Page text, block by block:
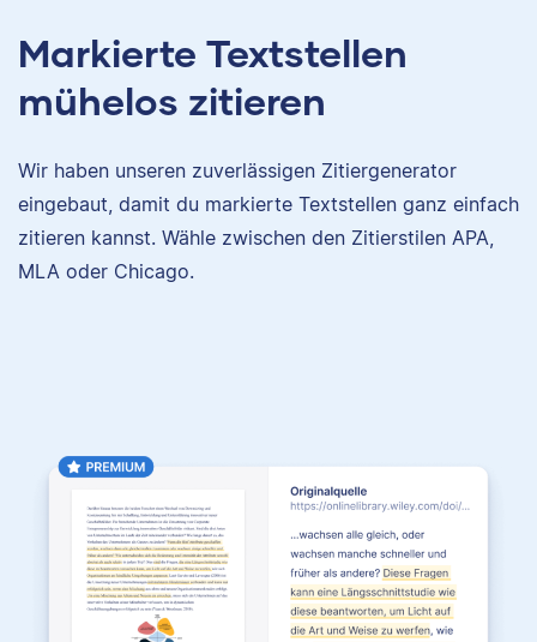
Markierte Textstellen
mühelos zitieren
Wir haben unseren zuverlässigen Zitiergenerator
eingebaut, damit du markierte Textstellen ganz einfach
zitieren kannst. Wähle zwischen den Zitierstilen APA,
MLA oder Chicago.